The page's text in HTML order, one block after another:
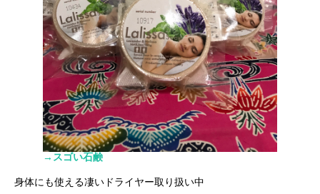
→スゴい石鹸
身体にも使える凄いドライヤー取り扱い中